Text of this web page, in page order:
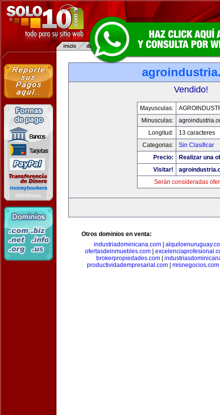
Vendido!
Mayusculas:
Minusculas:
Longitud:
13 caracteres
Categorias:
Sin Clasificar
Precio:
Realizar una
Visitar!
Serán consideradas
Otros dominios en venta:
industriadominicana.com
ofertasdeinmuebles.com
brokerpropiedades.com|
productividadempresarial.com
misnegocios.com